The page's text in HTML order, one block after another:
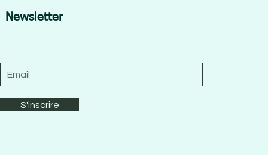
Newsletter
S'inscrire